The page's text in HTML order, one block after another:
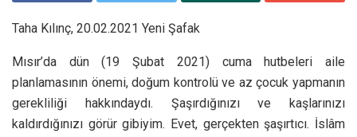
Taha Kılınç, 20.02.2021 Yeni Şafak
Mısır’da dün (19 Şubat 2021) cuma hutbeleri aile
planlamasının önemi, doğum kontrolü ve az çocuk yapmanın
gerekliliği hakkındaydı. Şaşırdığınızı ve kaşlarınızı
kaldırdığınızı görür gibiyim. Evet, gerçekten şaşırtıcı. İslâm